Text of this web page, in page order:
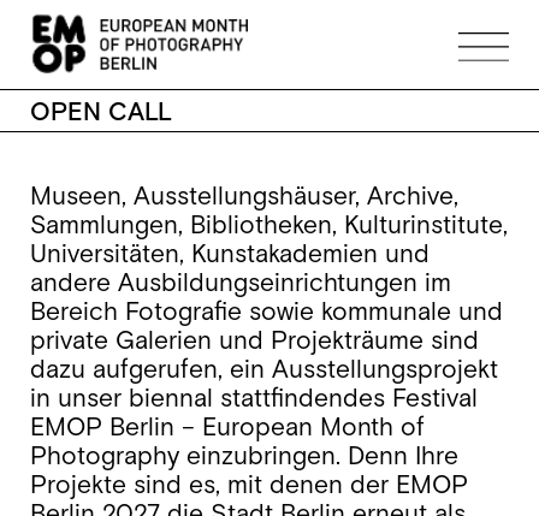
OPEN CALL
Museen, Ausstellungshäuser, Archive,
Sammlungen, Bibliotheken, Kulturinstitute,
Universitäten, Kunstakademien und
andere Ausbildungseinrichtungen im
Bereich Fotografie sowie kommunale und
private Galerien und Projekträume sind
dazu aufgerufen, ein Ausstellungsprojekt
in unser biennal stattfindendes Festival
EMOP Berlin – European Month of
Photography einzubringen. Denn Ihre
Projekte sind es, mit denen der EMOP